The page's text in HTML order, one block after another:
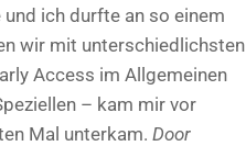
ich durfte an so einem
wir mit unterschiedlichsten
Access im Allgemeinen
– kam mir vor
Mal unterkam. Door